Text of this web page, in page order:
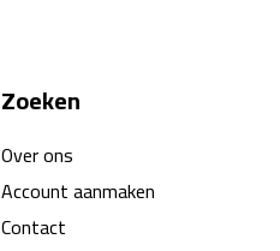
Zoeken
Over ons
Account aanmaken
Contact